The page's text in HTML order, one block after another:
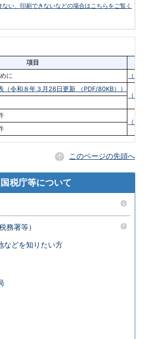
い、印刷できないなどの場合はこちらをご覧く
項目
に
（
（令和８年３月26日更新 （PDF/80KB））
（
（
このページの先頭へ
国税庁等について
務署等）
などを知りたい方